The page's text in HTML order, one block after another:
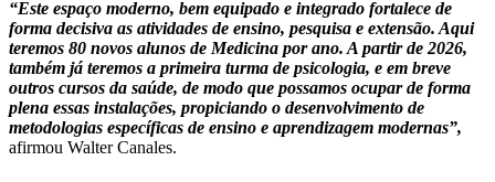
“Este espaço moderno, bem equipado e integrado fortalece de
forma decisiva as atividades de ensino, pesquisa e extensão. Aqui
teremos 80 novos alunos de Medicina por ano. A partir de 2026,
também já teremos a primeira turma de psicologia, e em breve
outros cursos da saúde, de modo que possamos ocupar de forma
plena essas instalações, propiciando o desenvolvimento de
metodologias específicas de ensino e aprendizagem modernas”,
afirmou Walter Canales.